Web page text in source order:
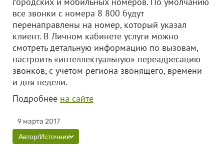
все звонки с номера 8 800 будут
перенаправлены на номер, который указал
клиент. В Личном кабинете услуги можно
смотреть детальную информацию по вызовам,
настроить «интеллектуальную» переадресацию
звонков, с учетом региона звонящего, времени
и дня недели.
Подробнее на сайте
9 марта 2017
Автор/Источник